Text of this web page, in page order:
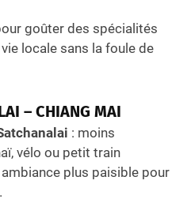
goûter des spécialités
locale sans la foule de
– CHIANG MAI
: moins
vélo ou petit train
plus paisible pour